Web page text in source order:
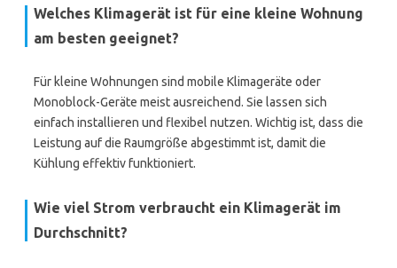
Welches Klimagerät ist für eine kleine Wohnung
am besten geeignet?
Für kleine Wohnungen sind mobile Klimageräte oder
Monoblock-Geräte meist ausreichend. Sie lassen sich
einfach installieren und flexibel nutzen. Wichtig ist, dass die
Leistung auf die Raumgröße abgestimmt ist, damit die
Kühlung effektiv funktioniert.
Wie viel Strom verbraucht ein Klimagerät im
Durchschnitt?